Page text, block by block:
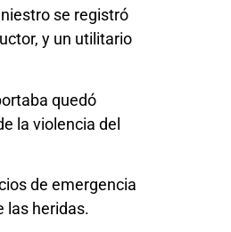
se registró
y un utilitario
quedó
la violencia del
de emergencia
las heridas.